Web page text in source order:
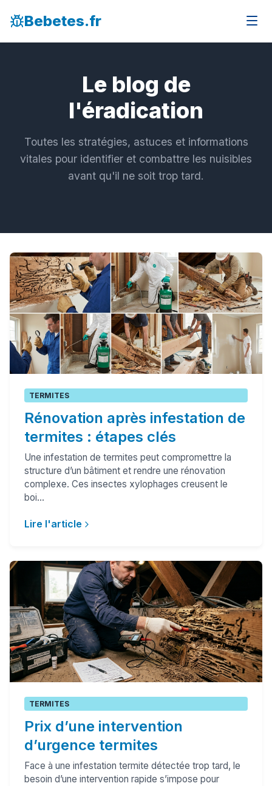
Bebetes.fr
Le blog de
l'éradication
Toutes les stratégies, astuces et informations
vitales pour identifier et combattre les nuisibles
avant qu'il ne soit trop tard.
TERMITES
Rénovation après infestation de
termites : étapes clés
Une infestation de termites peut compromettre la
structure d’un bâtiment et rendre une rénovation
complexe. Ces insectes xylophages creusent le
boi...
Lire l'article
TERMITES
Prix d’une intervention
d’urgence termites
Face à une infestation termite détectée trop tard, le
besoin d’une intervention rapide s’impose pour